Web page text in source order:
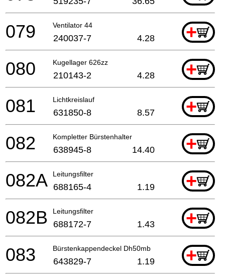
Ventilator 44 +
079 240037-7 4.28
Kugellager 626zz +
080 210143-2 4.28
Lichtkreislauf +
081 631850-8 8.57
Kompletter Bürstenhalter +
082 638945-8 14.40
Leitungsfilter +
082A 688165-4 1.19
Leitungsfilter +
082B 688172-7 1.43
Bürstenkappendeckel Dh50mb +
083 643829-7 1.19